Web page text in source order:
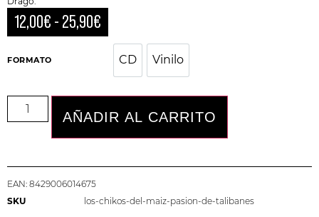
12,00€ - 25,90€
FORMATO CD Vinilo
AÑADIR AL CARRITO
EAN: 8429006014675
SKU
los-chikos-del-maiz-pasion-de-talibanes